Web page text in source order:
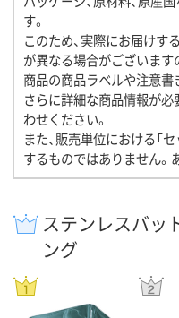
す。
このため、実際にお届けす
が異なる場合がございます
商品の商品ラベルや注意書
さらに詳細な商品情報が必
わせください。
また、販売単位における「
するものではありません。
ステンレスバッ
ング